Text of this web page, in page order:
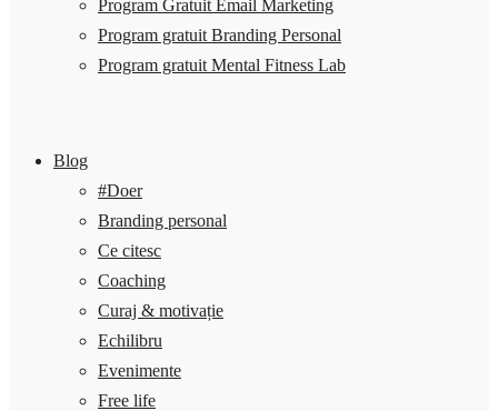
Program Gratuit Email Marketing
Program gratuit Branding Personal
Program gratuit Mental Fitness Lab
Blog
#Doer
Branding personal
Ce citesc
Coaching
Curaj & motivație
Echilibru
Evenimente
Free life